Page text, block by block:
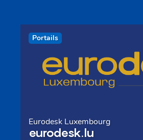
Portails
Eurodesk Luxembourg
eurodesk.lu